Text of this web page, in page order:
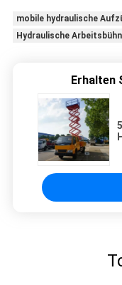
mobile hydraulische
Hydraulische
Erhalten